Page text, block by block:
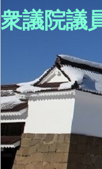
衆議院議